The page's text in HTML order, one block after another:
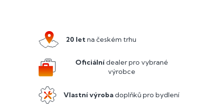
v
y
v
ý
i
20 letna českém trhu
Oficiálnídealer pro vybrané
výrobce
Vlastní výrobadoplňků pro bydlení